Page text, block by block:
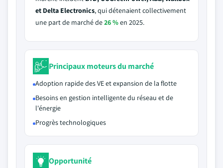
et Delta Electronics, qui détenaient collectivement
une part de marché de26 %en 2025.
Principaux moteurs du marché
Adoption rapide des VE et expansion de la flotte
Besoins en gestion intelligente du réseau et de
l'énergie
Progrès technologiques
Opportunité